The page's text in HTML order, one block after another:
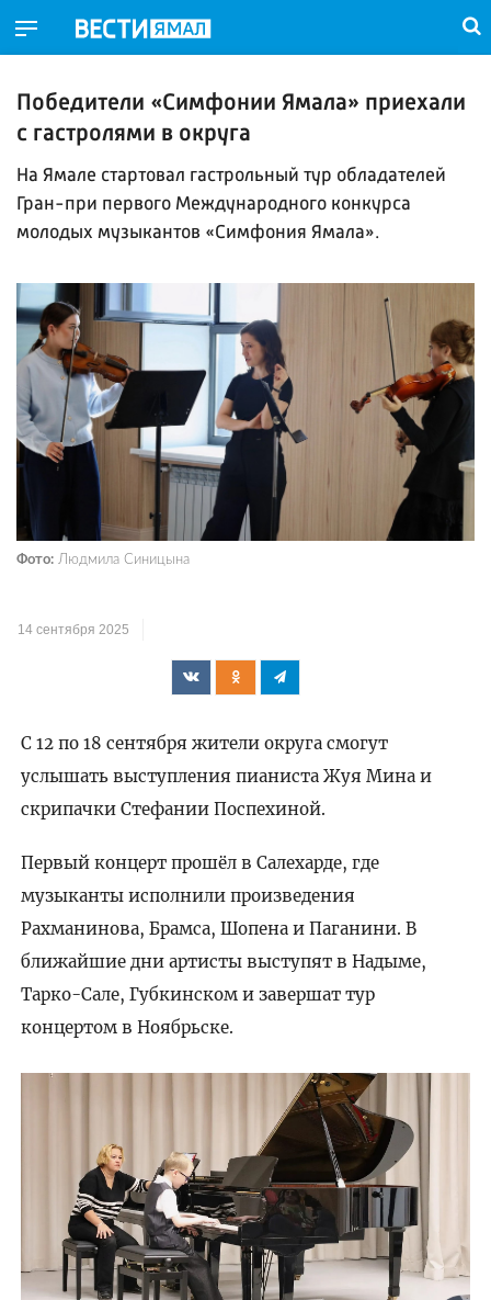
Победители «Симфонии Ямала» приехали
с гастролями в округа
На Ямале стартовал гастрольный тур обладателей
Гран-при первого Международного конкурса
молодых музыкантов «Симфония Ямала».
Фото: Людмила Синицына
14 сентября 2025
С 12 по 18 сентября жители округа смогут
услышать выступления пианиста Жуя Мина и
скрипачки Стефании Поспехиной.
Первый концерт прошёл в Салехарде, где
музыканты исполнили произведения
Рахманинова, Брамса, Шопена и Паганини. В
ближайшие дни артисты выступят в Надыме,
Тарко-Сале, Губкинском и завершат тур
концертом в Ноябрьске.